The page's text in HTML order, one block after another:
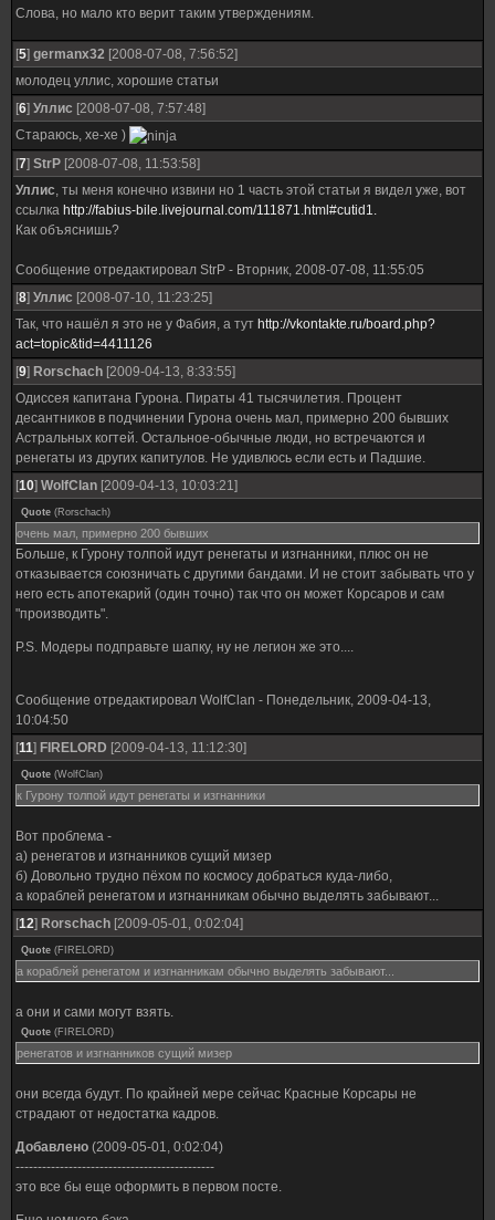
Слова, но мало кто верит таким утверждениям.
[5] germanx32 [2008-07-08, 7:56:52]
молодец уллис, хорошие статьи
[6] Уллис [2008-07-08, 7:57:48]
Стараюсь, хе-хе )
[7] StrP [2008-07-08, 11:53:58]
Уллис, ты меня конечно извини но 1 часть этой статьи я видел уже, вот
ссылка http://fabius-bile.livejournal.com/111871.html#cutid1.
Как объяснишь?
Сообщение отредактировал StrP - Вторник, 2008-07-08, 11:55:05
[8] Уллис [2008-07-10, 11:23:25]
Так, что нашёл я это не у Фабия, а тут http://vkontakte.ru/board.php?
act=topic&tid=4411126
[9] Rorschach [2009-04-13, 8:33:55]
Одиссея капитана Гурона. Пираты 41 тысячилетия. Процент
десантников в подчинении Гурона очень мал, примерно 200 бывших
Астральных когтей. Остальное-обычные люди, но встречаются и
ренегаты из других капитулов. Не удивлюсь если есть и Падшие.
[10] WolfClan [2009-04-13, 10:03:21]
Quote (Rorschach)
очень мал, примерно 200 бывших
Больше, к Гурону толпой идут ренегаты и изгнанники, плюс он не
отказывается союзничать с другими бандами. И не стоит забывать что у
него есть апотекарий (один точно) так что он может Корсаров и сам
"производить".
P.S. Модеры подправьте шапку, ну не легион же это....
Сообщение отредактировал WolfClan - Понедельник, 2009-04-13,
10:04:50
[11] FIRELORD [2009-04-13, 11:12:30]
Quote (WolfClan)
к Гурону толпой идут ренегаты и изгнанники
Вот проблема -
а) ренегатов и изгнанников сущий мизер
б) Довольно трудно пёхом по космосу добраться куда-либо,
а кораблей ренегатом и изгнанникам обычно выделять забывают...
[12] Rorschach [2009-05-01, 0:02:04]
Quote (FIRELORD)
а кораблей ренегатом и изгнанникам обычно выделять забывают...
а они и сами могут взять.
Quote (FIRELORD)
ренегатов и изгнанников сущий мизер
они всегда будут. По крайней мере сейчас Красные Корсары не
страдают от недостатка кадров.
Добавлено (2009-05-01, 0:02:04)
---------------------------------------------
это все бы еще оформить в первом посте.